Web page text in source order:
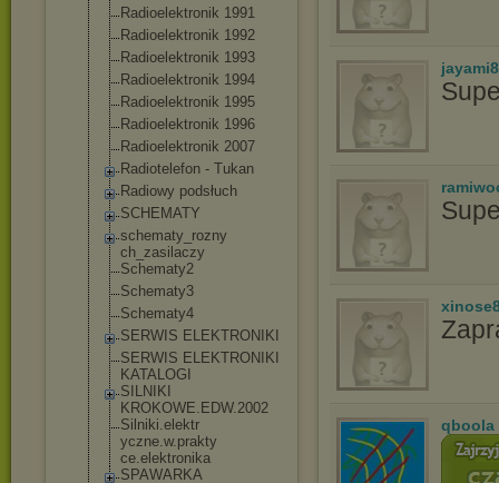
Radioelektroni k 1991
Radioelektroni k 1992
Radioelektroni k 1993
Radioelektroni k 1994
Radioelektroni k 1995
Radioelektroni k 1996
Radioelektroni k 2007
Radiotelefon - Tukan
Radiowy podsłuch
SCHEMATY
schematy_rozny
ch_zasilaczy
Schematy2
Schematy3
Schematy4
SERWIS ELEKTRONIKI
SERWIS ELEKTRONIKI
KATALOGI
SILNIKI
KROKOWE.EDW.2002
Silniki.elektr
yczne.w.prakty
ce.elektronika
SPAWARKA
qboola